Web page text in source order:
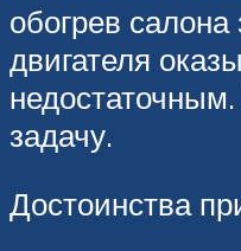
обогрев салона
двигателя
задачу.
Достоинства